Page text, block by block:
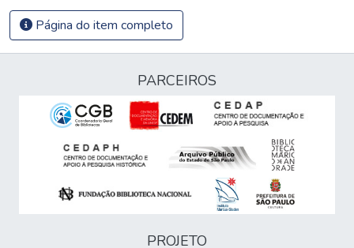
Página do item completo
PARCEIROS
PROJETO